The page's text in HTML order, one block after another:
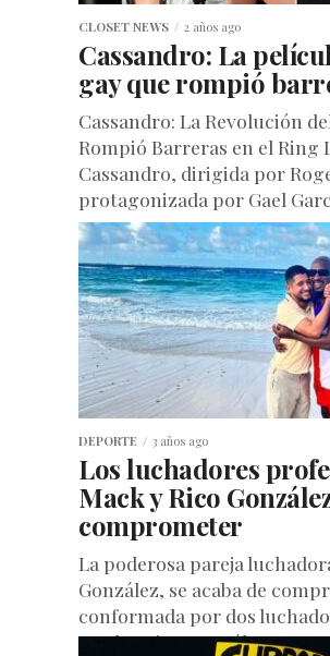
CLOSET NEWS 2 años ago
Cassandro: La
gay que rompió
Cassandro: La Revolución
Rompió Barreras en el Ring
Cassandro, dirigida por
protagonizada por Gael
DEPORTE 3 años ago
Los luchadores
Mack y Rico
comprometer
La poderosa pareja
González, se acaba de
conformada por dos
Mack y Rico González,...